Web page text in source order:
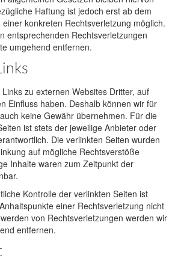
Haftung ist jedoch erst ab dem
konkreten Rechtsverletzung möglich.
entsprechenden Rechtsverletzungen
umgehend entfernen.
zu externen Websites Dritter, auf
Einfluss haben. Deshalb können wir für
keine Gewähr übernehmen. Für die
ist stets der jeweilige Anbieter oder
Die verlinkten Seiten wurden
auf mögliche Rechtsverstöße
Inhalte waren zum Zeitpunkt der
Kontrolle der verlinkten Seiten ist
einer Rechtsverletzung nicht
von Rechtsverletzungen werden wir
entfernen.